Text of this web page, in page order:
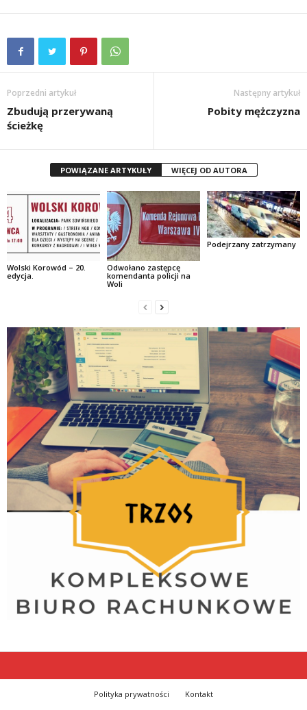
Poprzedni artykuł
Zbudują przerywaną
ścieżkę
Następny artykuł
Pobity mężczyzna
POWIĄZANE ARTYKUŁY WIĘCEJ OD AUTORA
Wolski Korowód – 20.
edycja.
Odwołano zastępcę
komendanta policji na
Woli
Podejrzany zatrzymany
Polityka prywatności Kontakt